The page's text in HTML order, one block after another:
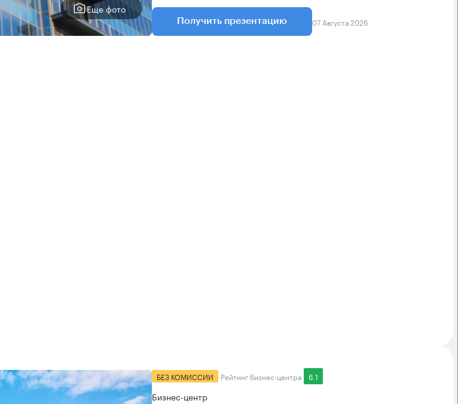
Еще фото
Получить презентацию 07 Августа 2026
БЕЗ КОМИССИИ Рейтинг бизнес-центра 6.1
Бизнес-центр